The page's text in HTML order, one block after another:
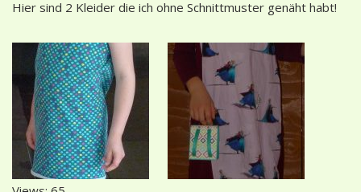
Hier sind 2 Kleider die ich ohne Schnittmuster genäht habt!